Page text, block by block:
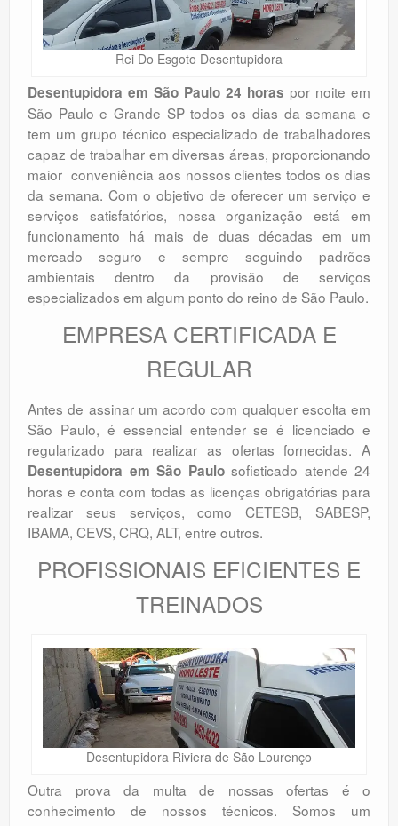
Rei Do Esgoto Desentupidora
Desentupidora em São Paulo 24 horas por noite em
São Paulo e Grande SP todos os dias da semana e
tem um grupo técnico especializado de trabalhadores
capaz de trabalhar em diversas áreas, proporcionando
maior conveniência aos nossos clientes todos os dias
da semana. Com o objetivo de oferecer um serviço e
serviços satisfatórios, nossa organização está em
funcionamento há mais de duas décadas em um
mercado seguro e sempre seguindo padrões
ambientais dentro da provisão de serviços
especializados em algum ponto do reino de São Paulo.
EMPRESA CERTIFICADA E
REGULAR
Antes de assinar um acordo com qualquer escolta em
São Paulo, é essencial entender se é licenciado e
regularizado para realizar as ofertas fornecidas. A
Desentupidora em São Paulosofisticado atende 24
horas e conta com todas as licenças obrigatórias para
realizar seus serviços, como CETESB, SABESP,
IBAMA, CEVS, CRQ, ALT, entre outros.
PROFISSIONAIS EFICIENTES E
TREINADOS
Desentupidora Riviera de São Lourenço
Outra prova da multa de nossas ofertas é o
conhecimento de nossos técnicos. Somos um